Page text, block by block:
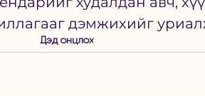
дэмжихийг
Дэд онцлох